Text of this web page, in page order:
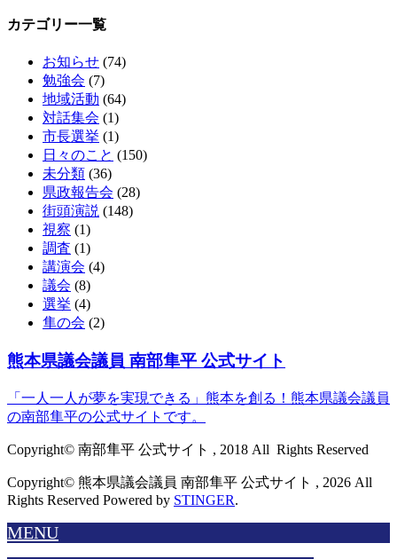
カテゴリー一覧
お知らせ (74)
勉強会 (7)
地域活動 (64)
対話集会 (1)
市長選挙 (1)
日々のこと (150)
未分類 (36)
県政報告会 (28)
街頭演説 (148)
視察 (1)
調査 (1)
講演会 (4)
議会 (8)
選挙 (4)
隼の会 (2)
熊本県議会議員 南部隼平 公式サイト
「一人一人が夢を実現できる」熊本を創る！熊本県議会議員
の南部隼平の公式サイトです。
Copyright© 南部隼平 公式サイト , 2018 All Rights Reserved
Copyright© 熊本県議会議員 南部隼平 公式サイト , 2026 All
Rights Reserved Powered by STINGER.
MENU